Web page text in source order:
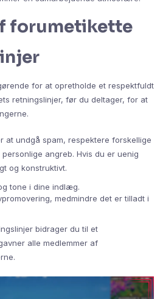
forumetikette
for at opretholde et respektfuldt
retningslinjer, før du deltager, for at
at undgå spam, respektere forskellige
angreb. Hvis du er uenig
og konstruktivt.
tone i dine indlæg.
medmindre det er tilladt i
bidrager du til et
alle medlemmer af